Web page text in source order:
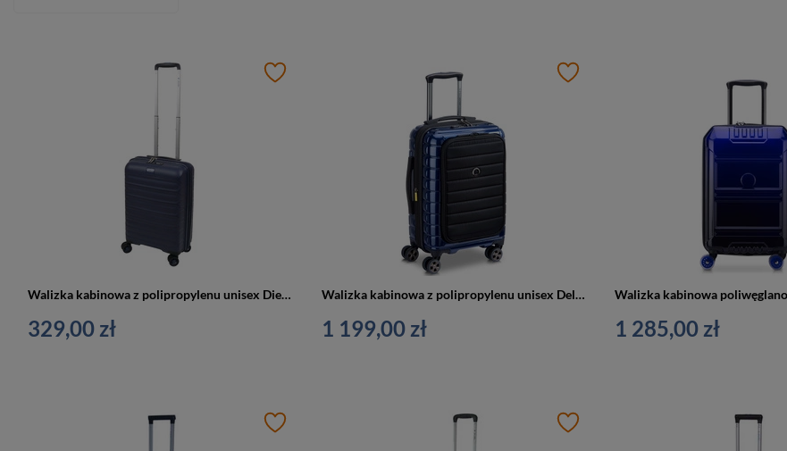
Walizka kabinowa z polipropylenu unisex Dielle 100 na 4 kółkach granatowa
329,00 zł
Walizka kabinowa z polipropylenu unisex Delsey Shadow 5.0 mała granatowa
1 199,00 zł 1 285,00 zł